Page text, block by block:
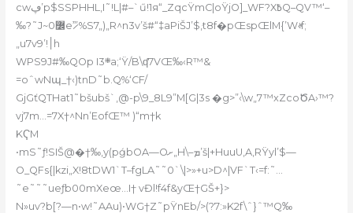
cwڥ’p$SSPHHL‚I˜!L|#–`ű!1я“_ZqcŸmC|oŸjO]_WF?X߿Q–QV™‘–
‰?˜J~߼0e”̷’%S7„)„R^n3v’š#“‡aPiŠJ’$‚ּt8f�pŒspŒlM{’W‹ͮf;
„u7v9’!׀h
WPS9J#‰QOp I܍3a;‘Ÿ/B\ʠ7VŒ‰‹R™&
=oˆwNպ_†‹)tnD˜b.Q%‘CF/
GjGťQTHat1˜bšubš`,@-p\9_8L9”M[G|3s �g>”‹\w„7™xZcoԾA›™?
vj7m…=7X†^Nn’EofŒ™ )“m†k
KҀM
•mS˜ƒ!SIŠ@�†‰‚y(pǵbOA—Oށ„H\–ܡ’š|+HuuU,A,RŸyl’$—
O_QFs{|kzi„X!8tDW1`T–fgLA˜˜0`\|>»+u>D^|VF`T‹=f:˜…
˜e˜˜˜ueƒb00mXeœ…I† vĐl!f4f&yŒ†GŠ+}>
N»uv?b[?—n•w!˜AAu)•WG†Z˜pŸnEb/>(?7:»K2f\ˆ}ˆ™Q‰